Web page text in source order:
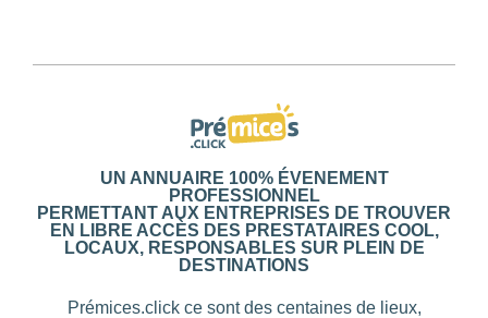
UN ANNUAIRE 100% ÉVENEMENT
PROFESSIONNEL
PERMETTANT AUX ENTREPRISES DE TROUVER
EN LIBRE ACCÈS DES PRESTATAIRES COOL,
LOCAUX, RESPONSABLES SUR PLEIN DE
DESTINATIONS
Prémices.click ce sont des centaines de lieux,
DURÉE
Choisir
CARACTÉRISTIQUE
Choisir